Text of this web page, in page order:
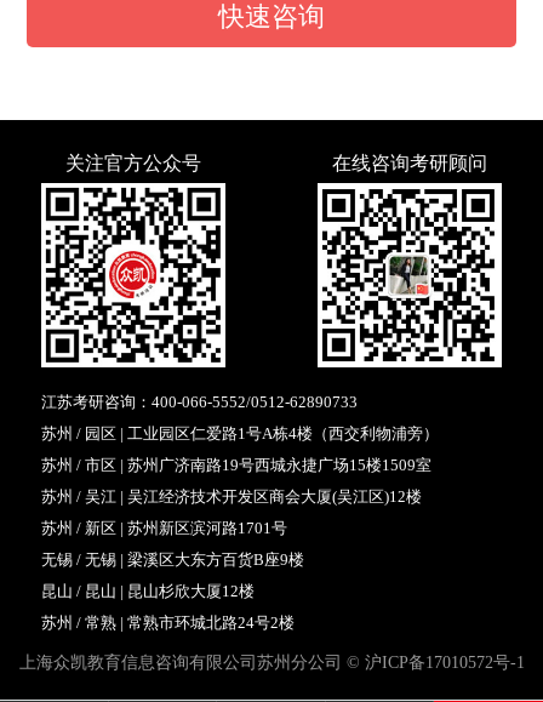
快速咨询
关注官方公众号 在线咨询考研顾问
江苏考研咨询： 400-066-5552/0512-62890733
苏州 / 园区 | 工业园区仁爱路1号A栋4楼（西交利物浦旁）
苏州 / 市区 | 苏州广济南路19号西城永捷广场15楼1509室
苏州 / 吴江 | 吴江经济技术开发区商会大厦(吴江区)12楼
苏州 / 新区 | 苏州新区滨河路1701号
无锡 / 无锡 | 梁溪区大东方百货B座9楼
昆山 / 昆山 | 昆山杉欣大厦12楼
苏州 / 常熟 | 常熟市环城北路24号2楼
上海众凯教育信息咨询有限公司苏州分公司 © 沪ICP备17010572号-1